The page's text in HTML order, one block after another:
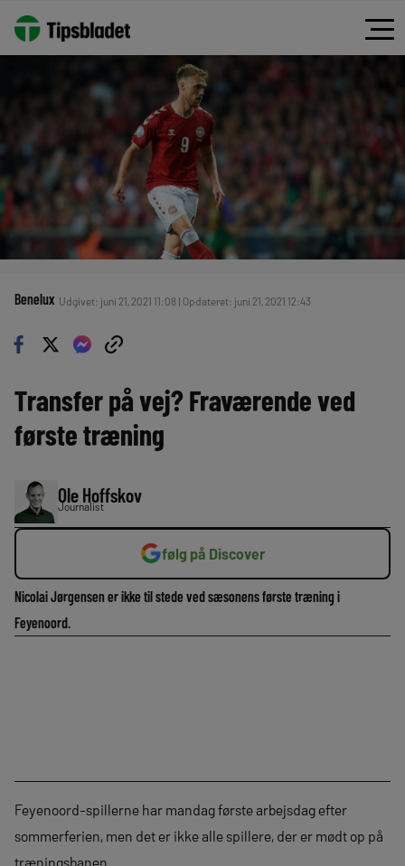
Benelux Udgivet: juni 21, 2021 11:08 | Opdateret: juni 21, 2021 12:43
Transfer på vej? Fraværende ved
første træning
Ole Hoffskov
Journalist
følg på Discover
Nicolai Jørgensen er ikke til stede ved sæsonens første træning i
Feyenoord.
Feyenoord-spillerne har mandag første arbejsdag efter
sommerferien, men det er ikke alle spillere, der er mødt op på
træningsbanen.